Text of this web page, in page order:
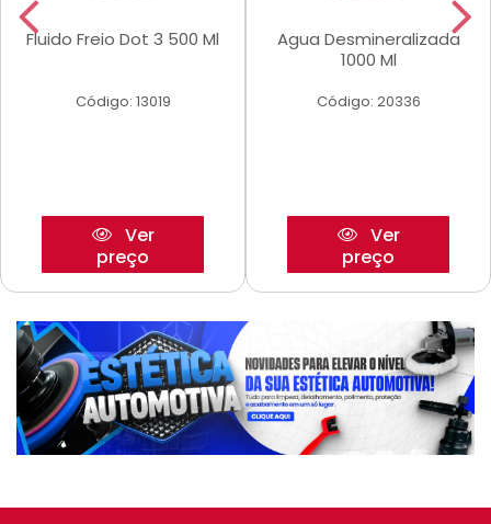
Fluido Freio Dot 3 500 Ml
Código: 13019
Ver
preço
Agua Desmineralizada
1000 Ml
Código: 20336
Ver
preço